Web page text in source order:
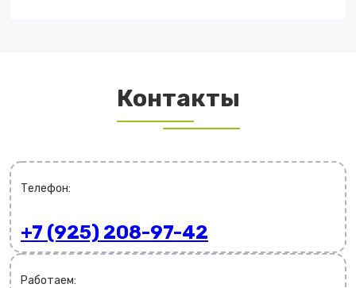
Контакты
Телефон:
+7 (925) 208-97-42
Работаем: